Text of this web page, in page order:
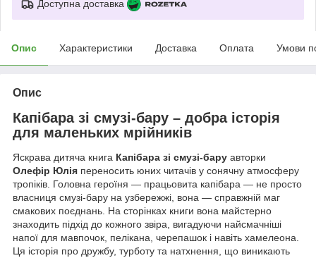
Доступна доставка
Опис Характеристики Доставка Оплата Умови
Опис
Капібара зі смузі-бару – добра історія
для маленьких мрійників
Яскрава дитяча книга Капібара зі смузі-бару авторки
Олефір Юлія переносить юних читачів у сонячну атмосферу
тропіків. Головна героїня — працьовита капібара — не просто
власниця смузі-бару на узбережжі, вона — справжній маг
смакових поєднань. На сторінках книги вона майстерно
знаходить підхід до кожного звіра, вигадуючи найсмачніші
напої для мавпочок, пелікана, черепашок і навіть хамелеона.
Ця історія про дружбу, турботу та натхнення, що виникають